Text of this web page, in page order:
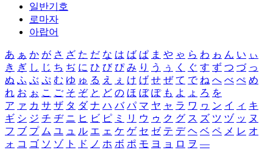
일반기호
로마자
아랍어
あ ぁ か が さ ざ た だ な は ば ぱ ま や ゃ ら わ ゎ ん い ぃ
き ぎ し じ ち ぢ に ひ び ぴ み り う ぅ く ぐ す ず つ づ っ
ぬ ふ ぶ ぷ む ゆ ゅ る え ぇ け げ せ ぜ て で ね へ べ ぺ め
れ お ぉ こ ご そ ぞ と ど の ほ ぼ ぽ も よ ょ ろ を
ア ァ カ サ ザ タ ダ ナ ハ バ パ マ ヤ ャ ラ ワ ヮ ン イ ィ キ
ギ シ ジ チ ヂ ニ ヒ ビ ピ ミ リ ウ ゥ ク グ ス ズ ツ ヅ ッ ヌ
フ ブ プ ム ユ ュ ル エ ェ ケ ゲ セ ゼ テ デ ヘ ベ ペ メ レ オ
ォ コ ゴ ソ ゾ ト ド ノ ホ ボ ポ モ ヨ ョ ロ ヲ ―